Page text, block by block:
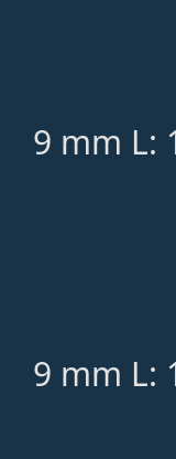
9 mm L:
9 mm L: